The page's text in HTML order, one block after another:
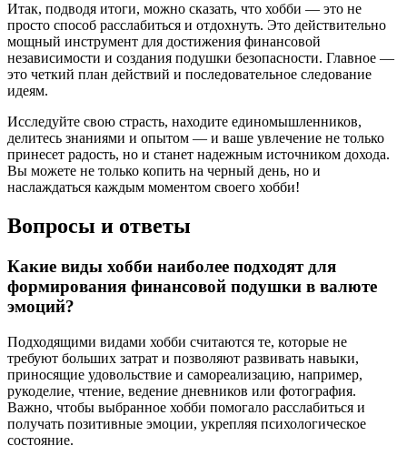
Итак, подводя итоги, можно сказать, что хобби — это не
просто способ расслабиться и отдохнуть. Это действительно
мощный инструмент для достижения финансовой
независимости и создания подушки безопасности. Главное —
это четкий план действий и последовательное следование
идеям.
Исследуйте свою страсть, находите единомышленников,
делитесь знаниями и опытом — и ваше увлечение не только
принесет радость, но и станет надежным источником дохода.
Вы можете не только копить на черный день, но и
наслаждаться каждым моментом своего хобби!
Вопросы и ответы
Какие виды хобби наиболее подходят для
формирования финансовой подушки в валюте
эмоций?
Подходящими видами хобби считаются те, которые не
требуют больших затрат и позволяют развивать навыки,
приносящие удовольствие и самореализацию, например,
рукоделие, чтение, ведение дневников или фотография.
Важно, чтобы выбранное хобби помогало расслабиться и
получать позитивные эмоции, укрепляя психологическое
состояние.